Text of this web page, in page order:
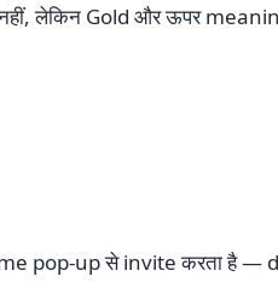
नहीं, लेकिन Gold और ऊपर
pop-up से invite करता है —